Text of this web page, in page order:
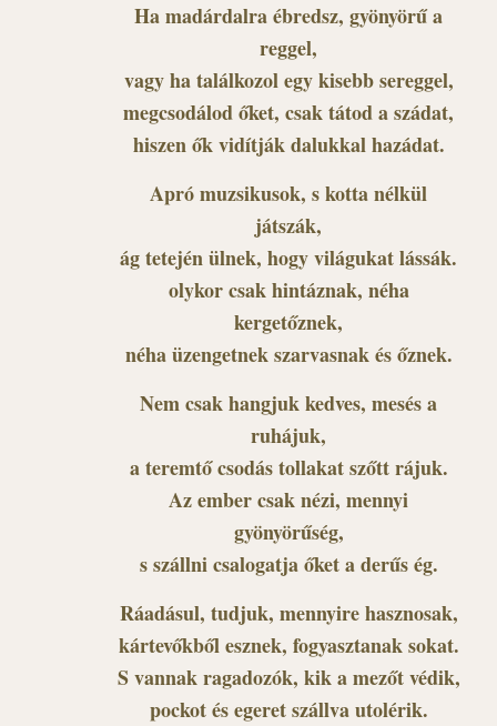
Ha madárdalra ébredsz, gyönyörű a
reggel,
vagy ha találkozol egy kisebb sereggel,
megcsodálod őket, csak tátod a szádat,
hiszen ők vidítják dalukkal hazádat.
Apró muzsikusok, s kotta nélkül
játszák,
ág tetején ülnek, hogy világukat lássák.
olykor csak hintáznak, néha
kergetőznek,
néha üzengetnek szarvasnak és őznek.
Nem csak hangjuk kedves, mesés a
ruhájuk,
a teremtő csodás tollakat szőtt rájuk.
Az ember csak nézi, mennyi
gyönyörűség,
s szállni csalogatja őket a derűs ég.
Ráadásul, tudjuk, mennyire hasznosak,
kártevőkből esznek, fogyasztanak sokat.
S vannak ragadozók, kik a mezőt védik,
pockot és egeret szállva utolérik.